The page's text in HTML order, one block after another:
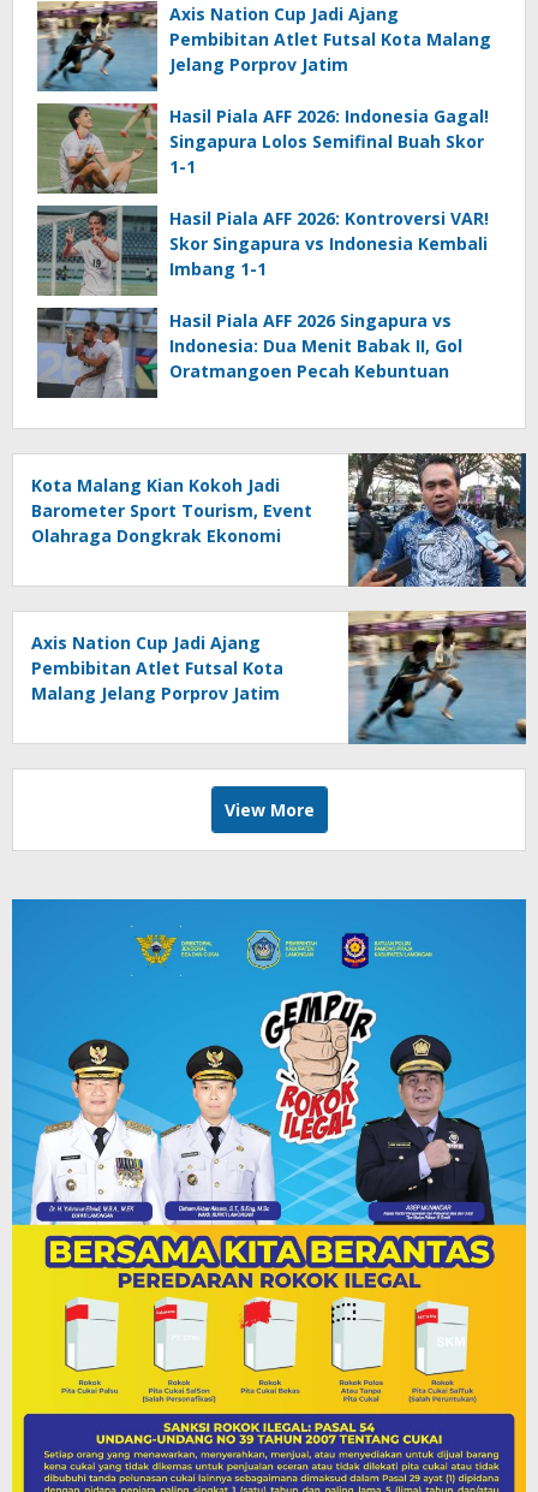
Axis Nation Cup Jadi Ajang
Pembibitan Atlet Futsal Kota Malang
Jelang Porprov Jatim
Hasil Piala AFF 2026: Indonesia Gagal!
Singapura Lolos Semifinal Buah Skor
1-1
Hasil Piala AFF 2026: Kontroversi VAR!
Skor Singapura vs Indonesia Kembali
Imbang 1-1
Hasil Piala AFF 2026 Singapura vs
Indonesia: Dua Menit Babak II, Gol
Oratmangoen Pecah Kebuntuan
Kota Malang Kian Kokoh Jadi
Barometer Sport Tourism, Event
Olahraga Dongkrak Ekonomi
Axis Nation Cup Jadi Ajang
Pembibitan Atlet Futsal Kota
Malang Jelang Porprov Jatim
View More